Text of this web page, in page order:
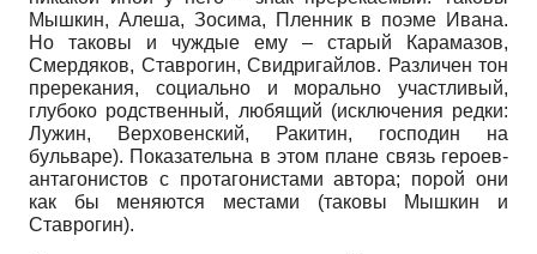
Мышкин, Алеша, Зосима, Пленник в поэме Ивана.
Но таковы и чуждые ему – старый Карамазов,
Смердяков, Ставрогин, Свидригайлов. Различен тон
пререкания, социально и морально участливый,
глубоко родственный, любящий (исключения редки:
Лужин, Верховенский, Ракитин, господин на
бульваре). Показательна в этом плане связь героев-
антагонистов с протагонистами автора; порой они
как бы меняются местами (таковы Мышкин и
Ставрогин).